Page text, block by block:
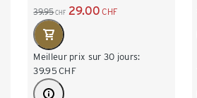
39.95 CHF 29.00 CHF
Meilleur prix sur 30 jours:
39.95 CHF